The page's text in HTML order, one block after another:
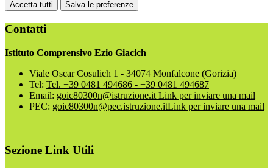
Accetta tutti Salva le preferenze
Contatti
Istituto Comprensivo Ezio Giacich
Viale Oscar Cosulich 1 - 34074 Monfalcone (Gorizia)
Tel: Tel. +39 0481 494686 - +39 0481 494687
Email: goic80300n@istruzione.it Link per inviare una mail
PEC: goic80300n@pec.istruzione.itLink per inviare una mail
Sezione Link Utili